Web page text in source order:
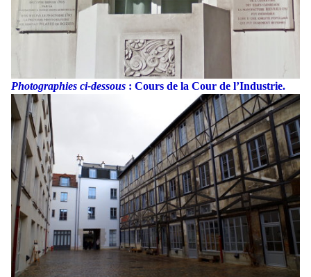
Photographies ci-dessous : Cours de la Cour de l’Industrie.